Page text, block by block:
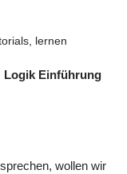
, lernen
Logik Einführung
wollen wir